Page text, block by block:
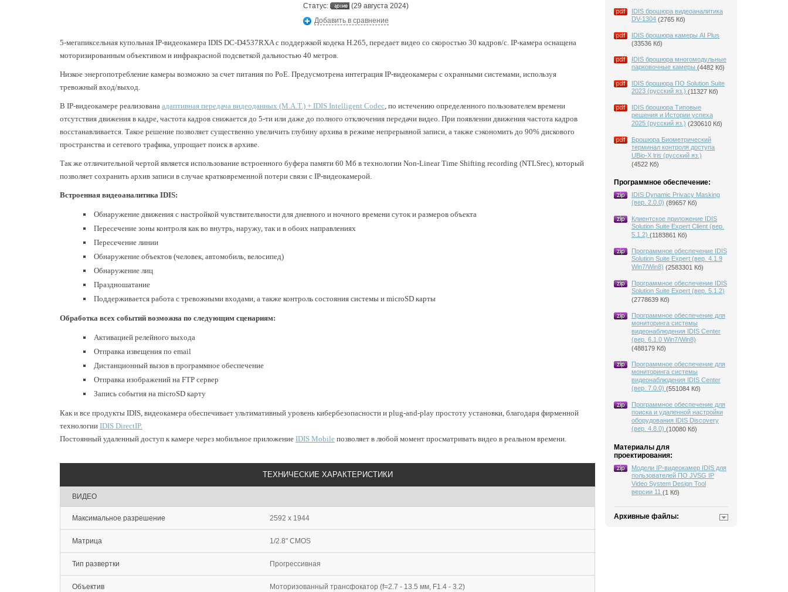
IDIS брошюра видеоаналитика
DV-1304 (2765 Кб)
IDIS брошюра камеры AI Plus
(33536 Кб)
IDIS брошюра многомодульные
парковочные камеры (4482 Кб)
IDIS брошюра ПО Solution Suite
2023 (русский яз.) (11327 Кб)
IDIS брошюра Типовые
решения и Истории успеха
2025 (русский яз.) (230610 Кб)
Брошюра Биометрический
терминал контроля доступа
UBio-X lris (русский яз.)
(4522 Кб)
Программное обеспечение:
IDIS Dynamic Privacy Masking
(вер. 2.0.0) (89657 Кб)
Клиентское приложение IDIS
Solution Suite Expert Client (вер.
5.1.2) (1183861 Кб)
Программное обеспечение IDIS
Solution Suite Expert (вер. 4.1.9
Win7/Win8) (2583301 Кб)
Программное обеспечение IDIS
Solution Suite Expert (вер. 5.1.2)
(2778639 Кб)
Программное обеспечение для
мониторинга системы
видеонаблюдения IDIS Center
(вер. 6.1.0 Win7/Win8)
(488179 Кб)
Программное обеспечение для
мониторинга системы
видеонаблюдения IDIS Center
(вер. 7.0.0) (551084 Кб)
Программное обеспечение для
поиска и удаленной настройки
оборудования IDIS Discovery
(вер. 4.8.0) (10080 Кб)
Материалы для
проектирования:
Модели IP-видеокамер IDIS для
пользователей ПО JVSG IP
Video System Design Tool
версии 11 (1 Кб)
Архивные файлы:
Статус:
(29 августа 2024)
Добавить в сравнение
5-мегапиксельная купольная IP-видеокамера IDIS DC-D4537RXA с поддержкой кодека H.265, передает видео со скоростью 30 кадров/с. IP-камера оснащена
моторизированным объективом и инфракрасной подсветкой дальностью 40 метров.
Низкое энергопотребление камеры возможно за счет питания по PoE. Предусмотрена интеграция IP-видеокамеры с охранными системами, используя
тревожный вход/выход.
В IP-видеокамере реализована адаптивная передача видеоданных (M.A.T.) + IDIS Intelligent Codec, по истечению определенного пользователем времени
отсутствия движения в кадре, частота кадров снижается до 5-ти или даже до полного отключения передачи видео. При появлении движения частота кадров
восстанавливается. Такое решение позволяет существенно увеличить глубину архива в режиме непрерывной записи, а также сэкономить до 90% дискового
пространства и сетевого трафика, упрощает поиск в архиве.
Так же отличительной чертой является использование встроенного буфера памяти 60 Мб в технологии Non-Linear Time Shifting recording (NTLSrec), который
позволяет сохранить архив записи в случае кратковременной потери связи с IP-видеокамерой.
Встроенная видеоаналитика IDIS:
Обнаружение движения с настройкой чувствительности для дневного и ночного времени суток и размеров объекта
Пересечение зоны контроля как во внутрь, наружу, так и в обоих направлениях
Пересечение линии
Обнаружение объектов (человек, автомобиль, велосипед)
Обнаружение лиц
Праздношатание
Поддерживается работа с тревожными входами, а также контроль состояния системы и microSD карты
Обработка всех событий возможна по следующим сценариям:
Активацией релейного выхода
Отправка извещения по email
Дистанционный вызов в программное обеспечение
Отправка изображений на FTP сервер
Запись события на microSD карту
Как и все продукты IDIS, видеокамера обеспечивает ультимативный уровень кибербезопасности и plug-and-play простоту установки, благодаря фирменной
технологии IDIS DirectIP.
Постоянный удаленный доступ к камере через мобильное приложение IDIS Mobile позволяет в любой момент просматривать видео в реальном времени.
ТЕХНИЧЕСКИЕ ХАРАКТЕРИСТИКИ
ВИДЕО
Максимальное разрешение 2592 х 1944
Матрица 1/2.8" CMOS
Тип развертки Прогрессивная
Объектив Моторизованный трансфокатор (f=2.7 - 13.5 мм, F1.4 - 3.2)